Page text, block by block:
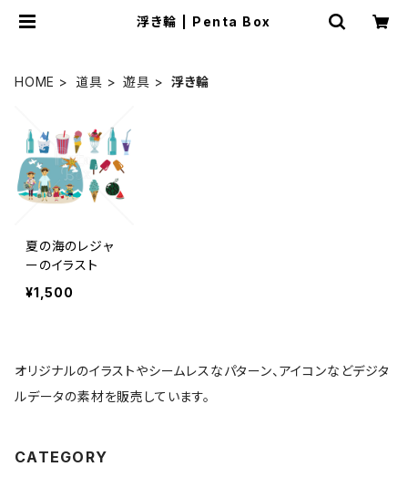
浮き輪 | Penta Box
HOME 道具 遊具 浮き輪
夏の海のレジャ
ーのイラスト
¥1,500
オリジナルのイラストやシームレスなパターン、アイコンなどデジタ
ルデータの素材を販売しています。
CATEGORY